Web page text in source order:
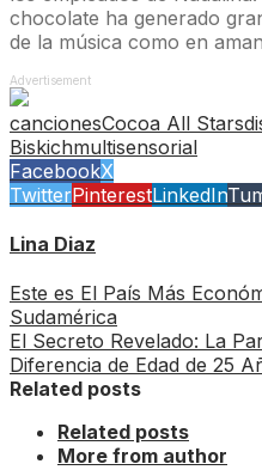
chocolate ha generado
de la música como en
Advertisement
cancionesCocoa All Stars
Biskichmultisensorial
FacebookX
TwitterPinterestLinkedIn
Lina Diaz
Este es El País Más
Sudamérica
El Secreto Revelado: La
Diferencia de Edad de 25
Related posts
Related posts
More from author